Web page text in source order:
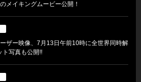
メイキングムービー公開！
ザー映像、7月13日午前10時に全世界同時解
ト写真も公開!!